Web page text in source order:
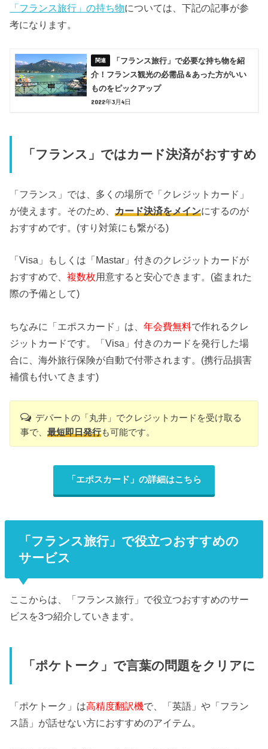
「フランス旅行」の持ち物については、下記の記事が参
考になります。
「フランス旅行」で必要な持ち物を紹
介！フランス観光の必需品＆あった方がいい
ものをピックアップ
2022年3月4日
「フランス」ではカード決済がおすすめ
「フランス」では、多くの場所で「クレジットカード」
が使えます。そのため、カード決済をメインにするのが
おすすめです。(すり対策にも繋がる)
「Visa」もしくは「Mastar」付きのクレジットカードが
おすすめで、複数枚用意すると安心できます。(盗まれた
際の予備として)
ちなみに「エポスカード」は、年会費無料で作れるクレ
ジットカードです。「Visa」付きのカードを発行した場
合に、海外旅行保険が自動で付帯されます。(携行品損害
補償も付いてきます)
デパートの「丸井」でクレジットカードを受け取る
事で、最短即日発行も可能です。
「エポスカード」の詳細はこちら
「フランス旅行」で役立つおすすめの
サービス
ここからは、「フランス旅行」で役立つおすすめのサー
ビスを3つ紹介していきます。
「ポケトーク」で言葉の問題をクリアに
「ポケトーク」は高精度翻訳機で、「英語」や「フラン
ス語」が話せない方におすすめのアイテム。